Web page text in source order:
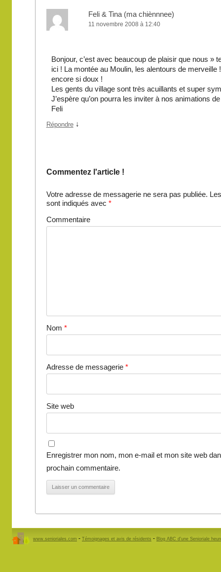
Feli & Tina (ma chiènnnee)
11 novembre 2008 à 12:40
Bonjour, c’est avec beaucoup de plaisir que nous »
ici ! La montée au Moulin, les alentours de merveille
encore si doux !
Les gents du village sont très acuillants et super
J’espère qu’on pourra les inviter à nos animations
Feli
Répondre ↓
Commentez l'article !
Votre adresse de messagerie ne sera pas publiée.
sont indiqués avec *
Commentaire
Nom *
Adresse de messagerie *
Site web
Enregistrer mon nom, mon e-mail et mon site web
prochain commentaire.
www.senioriales.com - Témoignages et avis de résidents - Blog ABC d’une Senioriale